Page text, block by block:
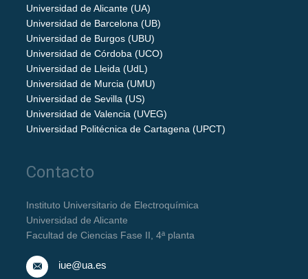
Universidad de Alicante (UA)
Universidad de Barcelona (UB)
Universidad de Burgos (UBU)
Universidad de Córdoba (UCO)
Universidad de Lleida (UdL)
Universidad de Murcia (UMU)
Universidad de Sevilla (US)
Universidad de Valencia (UVEG)
Universidad Politécnica de Cartagena (UPCT)
Contacto
Instituto Universitario de Electroquímica
Universidad de Alicante
Facultad de Ciencias Fase II, 4ª planta
iue@ua.es